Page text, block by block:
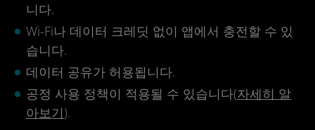
니다.
Wi-Fi나 데이터 크레딧 없이 앱에서 충전할 수 있
습니다.
데이터 공유가 허용됩니다.
공정 사용 정책이 적용될 수 있습니다(자세히 알
아보기).